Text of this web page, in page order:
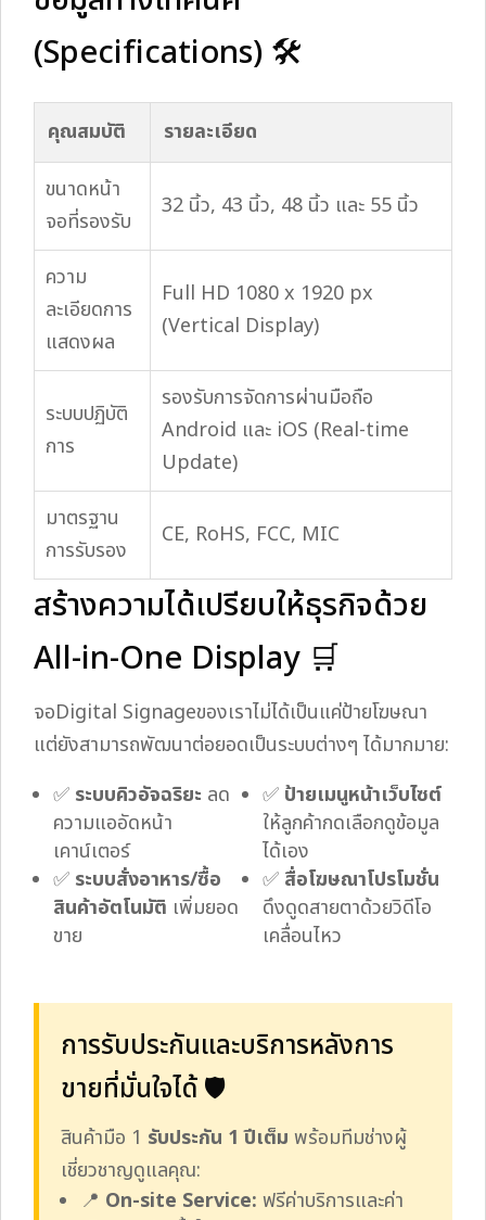
(Specifications) 🛠️
คุณสมบัติ
รายละเอียด
ขนาดหน้า
จอที่รองรับ
32 นิ้ว, 43 นิ้ว, 48 นิ้ว และ 55 นิ้ว
ความ
ละเอียดการ
แสดงผล
Full HD 1080 x 1920 px
(Vertical Display)
ระบบปฏิบัติ
การ
รองรับการจัดการผ่านมือถือ
Android และ iOS (Real-time
Update)
มาตรฐาน
การรับรอง
CE, RoHS, FCC, MIC
สร้างความได้เปรียบให้ธุรกิจด้วย
All-in-One Display 🛒
จอDigital Signageของเราไม่ได้เป็นแค่ป้ายโฆษณา
แต่ยังสามารถพัฒนาต่อยอดเป็นระบบต่างๆ ได้มากมาย:
✅ ระบบคิวอัจฉริยะ ลด
ความแออัดหน้า
เคาน์เตอร์
✅ ระบบสั่งอาหาร/ซื้อ
สินค้าอัตโนมัติ เพิ่มยอด
ขาย
✅ ป้ายเมนูหน้าเว็บไซต์
ให้ลูกค้ากดเลือกดูข้อมูล
ได้เอง
✅ สื่อโฆษณาโปรโมชั่น
ดึงดูดสายตาด้วยวิดีโอ
เคลื่อนไหว
การรับประกันและบริการหลังการ
ขายที่มั่นใจได้ 🛡️
สินค้ามือ 1 รับประกัน 1 ปีเต็ม พร้อมทีมช่างผู้
เชี่ยวชาญดูแลคุณ:
📍 On-site Service: ฟรีค่าบริการและค่า